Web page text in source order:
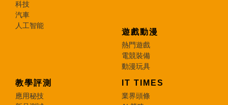
科技
汽車
人工智能
遊戲動漫
熱門遊戲
電競裝備
動漫玩具
教學評測
應用秘技
IT TIMES
業界頭條